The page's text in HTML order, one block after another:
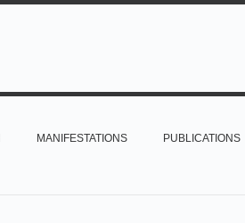
MANIFESTATIONS PUBLICATIONS